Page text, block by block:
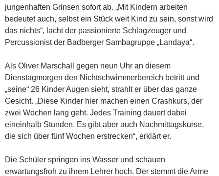
jungenhaften Grinsen sofort ab. „Mit Kindern arbeiten
bedeutet auch, selbst ein Stück weit Kind zu sein, sonst wird
das nichts“, lacht der passionierte Schlagzeuger und
Percussionist der Badberger Sambagruppe „Landaya“.
Als Oliver Marschall gegen neun Uhr an diesem
Dienstagmorgen den Nichtschwimmerbereich betritt und
„seine“ 26 Kinder Augen sieht, strahlt er über das ganze
Gesicht. „Diese Kinder hier machen einen Crashkurs, der
zwei Wochen lang geht. Jedes Training dauert dabei
eineinhalb Stunden. Es gibt aber auch Nachmittagskurse,
die sich über fünf Wochen erstrecken“, erklärt er.
Die Schüler springen ins Wasser und schauen
erwartungsfroh zu ihrem Lehrer hoch. Der stemmt die Arme